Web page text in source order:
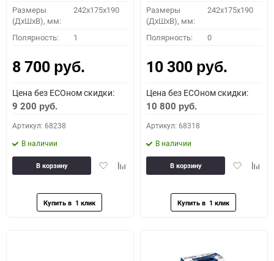
Размеры
(ДхШхВ), мм:
242x175x190
Полярность: 1
8 700 руб.
Цена без ECOном скидки:
9 200 руб.
Артикул: 68238
В наличии
ДобавитьДобавить
В корзину
Размеры
(ДхШхВ), мм:
242x175x190
Полярность: 0
10 300 руб.
Цена без ECOном скидки:
10 800 руб.
Артикул: 68318
В наличии
Добавить
В корзину